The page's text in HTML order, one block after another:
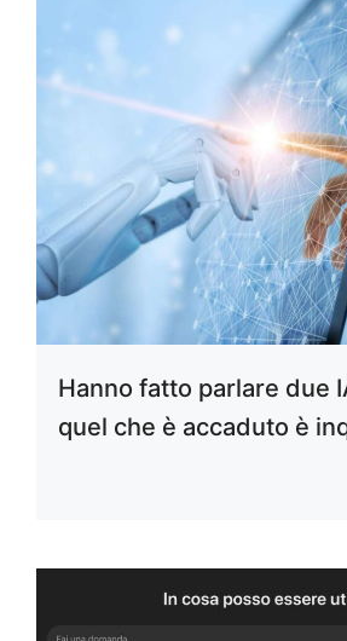
Hanno fatto parlare due
quel che è accaduto è